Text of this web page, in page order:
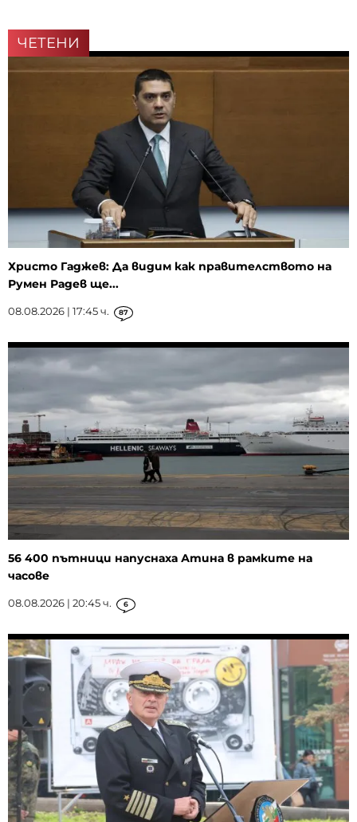
ЧЕТЕНИ
Христо Гаджев: Да видим как правителството на
Румен Радев ще...
08.08.2026 | 17:45 ч. 87
56 400 пътници напуснаха Атина в рамките на
часове
08.08.2026 | 20:45 ч. 6